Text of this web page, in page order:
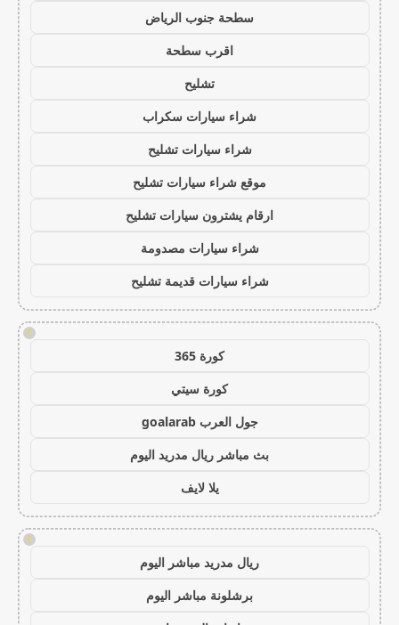
سطحة جنوب الرياض
اقرب سطحة
تشليح
شراء سيارات سكراب
شراء سيارات تشليح
موقع شراء سيارات تشليح
ارقام يشترون سيارات تشليح
شراء سيارات مصدومة
شراء سيارات قديمة تشليح
!
كورة 365
كورة سيتي
جول العرب goalarab
بث مباشر ريال مدريد اليوم
يلا لايف
!
ريال مدريد مباشر اليوم
برشلونة مباشر اليوم